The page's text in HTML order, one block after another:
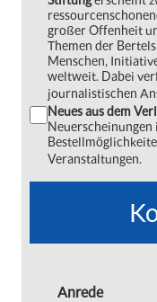
großer Offenheit
Themen der
Menschen,
weltweit. Dabei
journalistischen
Neues aus dem
Veranstaltungen.
Anrede